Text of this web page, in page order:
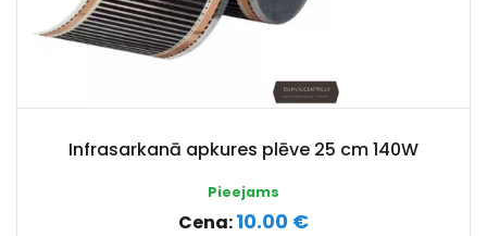
Infrasarkanā apkures plēve 25 cm 140W
Pieejams
Cena:10.00 €